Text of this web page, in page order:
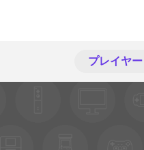
プレイヤー